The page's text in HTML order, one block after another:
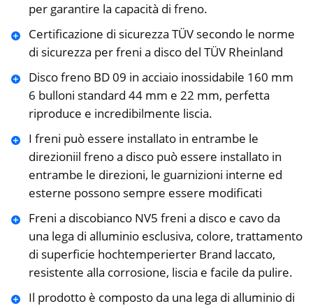
per garantire la capacità di freno.
Certificazione di sicurezza TÜV secondo le norme
di sicurezza per freni a disco del TÜV Rheinland
Disco freno BD 09 in acciaio inossidabile 160 mm
6 bulloni standard 44 mm e 22 mm, perfetta
riproduce e incredibilmente liscia.
I freni può essere installato in entrambe le
direzioniil freno a disco può essere installato in
entrambe le direzioni, le guarnizioni interne ed
esterne possono sempre essere modificati
Freni a discobianco NV5 freni a disco e cavo da
una lega di alluminio esclusiva, colore, trattamento
di superficie hochtemperierter Brand laccato,
resistente alla corrosione, liscia e facile da pulire.
Il prodotto è composto da una lega di alluminio di